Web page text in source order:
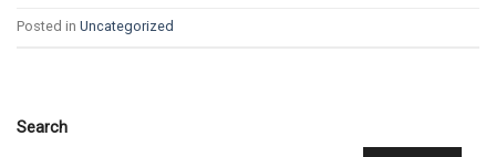
Posted in Uncategorized
Search